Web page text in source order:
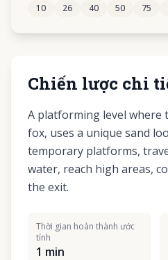
10 26 40 50 75
Chiến lược chi
A platforming level where
fox, uses a unique sand
temporary platforms,
water, reach high areas,
the exit.
Thời gian hoàn thành ước
tính
1 min